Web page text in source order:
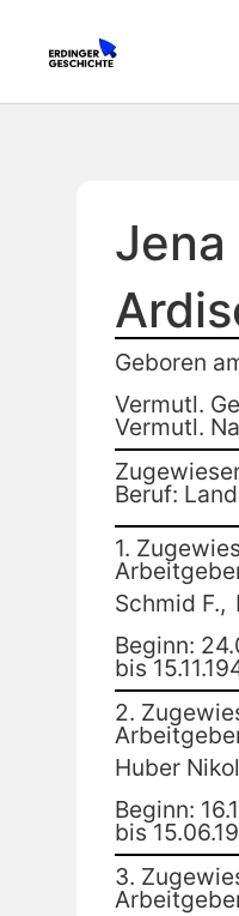
Jena
Geboren
Vermutl.
Vermutl.
Beruf:
1.
Schmid F.,
Beginn:
bis
2.
Huber
Beginn:
bis
3.